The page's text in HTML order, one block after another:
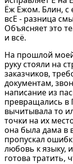
Ёж Ежом. Блин, с
всЕ - разница
Объясняет это
и всё.
На прошлой
руку стояли на
заказчиков,
документам,
написание из
превращались в
вычитывала то
точки на их
она была дама в
пропускал
любовь к языку,
готова тратить,